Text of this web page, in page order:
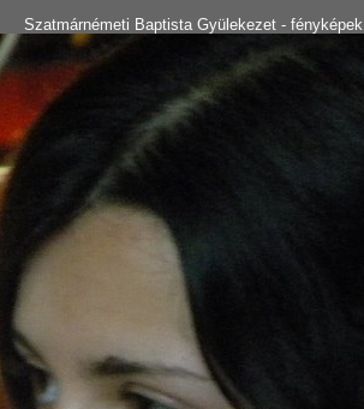
Szatmárnémeti Baptista Gyülekezet - fényképek